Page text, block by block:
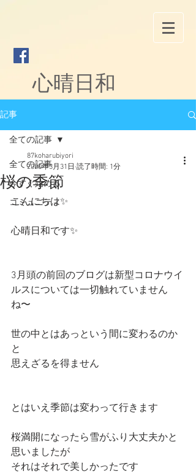
心晴日和
記事
全ての記事
今すぐ始める
コミュニティ
全ての記事
桜の季節
87koharubiyori
2020年3月31日 読了時間: 1分
こんにちは✨
心晴日和です✨
3月頭の前回のブログは新型コロナウイ
ルスについては一切触れていません
ね〜
世の中とはあっという間に変わるのか
と
思えざるを得ません
とはいえ季節は変わって行きます
桜満開になったら雪がふり大丈夫かと
思いましたが
それはそれで美しかったです